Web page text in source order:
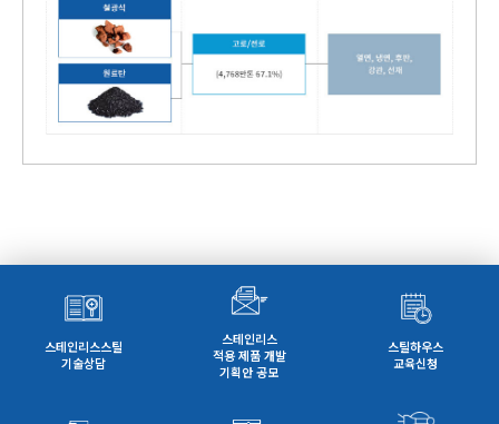
스테인리스스틸
기술상담
스테인리스
적용 제품 개발
기획안 공모
스틸하우스
교육신청